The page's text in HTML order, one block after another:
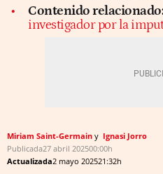
Contenido relacionado:
investigador por la
Miriam Saint-Germain
Ignasi Jorro
Publicada27 abril 202500:00h
Actualizada2 mayo 202521:32h